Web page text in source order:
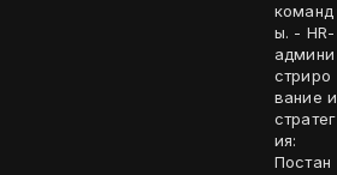
команд
ы. - HR-
админи
стриро
вание и
стратег
ия:
Постан